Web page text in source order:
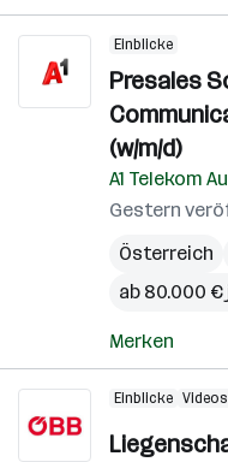
Einblicke
Presales
(w/m/d)
A1 Telekom
Gestern
Österreich
ab 80.000
Merken
Einblicke Videos